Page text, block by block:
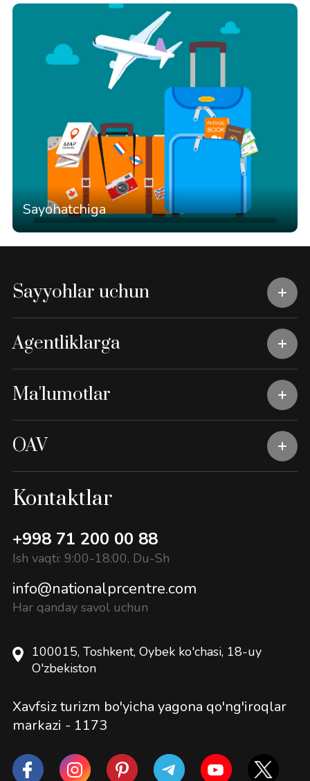
Sayohatchiga
Sayyohlar uchun
Agentliklarga
Ma'lumotlar
OAV
Kontaktlar
+998 71 200 00 88
Ish vaqti: 9:00-18:00, Du-Sh
info@nationalprcentre.com
Har qanday savol uchun
100015, Toshkent, Oybek ko'chasi, 18-uy
O'zbekiston
Xavfsiz turizm bo'yicha yagona qo'ng'iroqlar
markazi - 1173